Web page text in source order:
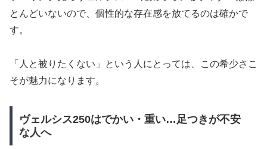
とんどいないので、個性的な存在感を放てるのは確かで
す。
「人と被りたくない」という人にとっては、この希少さこ
そが魅力になります。
ヴェルシス250はでかい・重い…足つきが不安
な人へ